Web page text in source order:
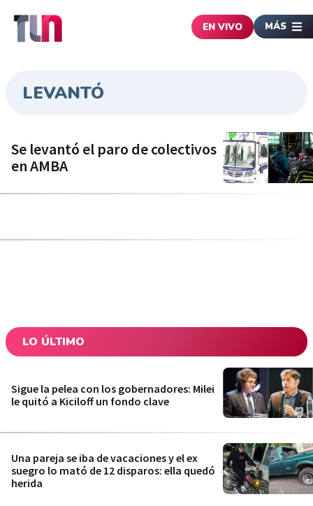
EN VIVO MÁS
LEVANTÓ
Se levantó el paro de colectivos
en AMBA
LO ÚLTIMO
Sigue la pelea con los gobernadores: Milei
le quitó a Kiciloff un fondo clave
Una pareja se iba de vacaciones y el ex
suegro lo mató de 12 disparos: ella quedó
herida